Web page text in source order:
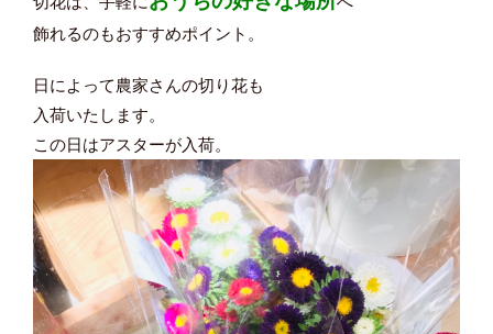
飾れるのもおすすめポイント。
日によって農家さんの切り花も
入荷いたします。
この日はアスターが入荷。